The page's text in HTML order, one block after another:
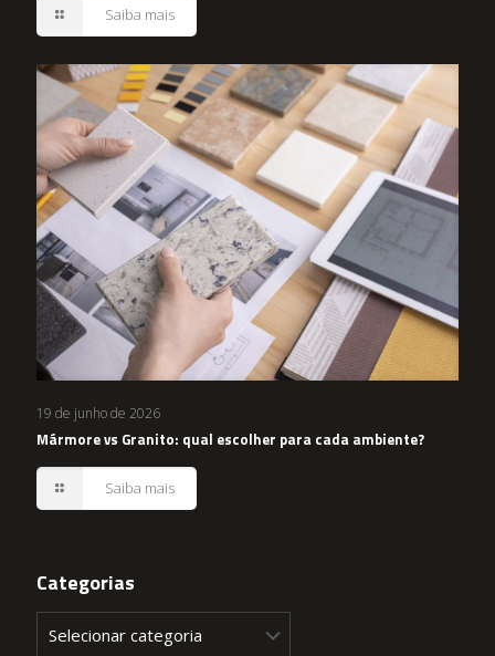
Saiba mais
19 de junho de 2026
Mármore vs Granito: qual escolher para cada ambiente?
Saiba mais
Categorias